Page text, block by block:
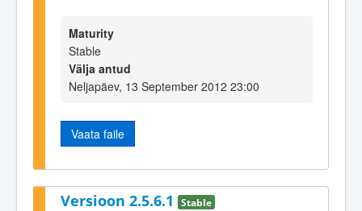
Maturity
Stable
Välja antud
Neljapäev, 13 September 2012 23:00
Vaata faile
Versioon 2.5.6.1 Stable